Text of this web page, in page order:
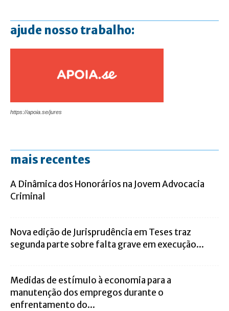
ajude nosso trabalho:
https://apoia.se/jures
mais recentes
A Dinâmica dos Honorários na Jovem Advocacia
Criminal
Nova edição de Jurisprudência em Teses traz
segunda parte sobre falta grave em execução...
Medidas de estímulo à economia para a
manutenção dos empregos durante o
enfrentamento do...